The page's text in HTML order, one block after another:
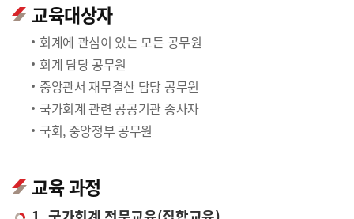
교육대상자
회계에 관심이 있는 모든 공무원
회계 담당 공무원
중앙관서 재무결산 담당 공무원
국가회계 관련 공공기관 종사자
국회, 중앙정부 공무원
교육 과정